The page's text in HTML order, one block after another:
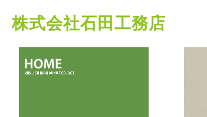
株式会社石田工務店